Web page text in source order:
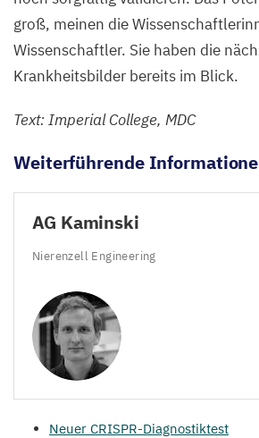
groß, meinen die
Wissenschaftler. Sie haben die
Krankheitsbilder bereits im Blick.
Text: Imperial College, MDC
Weiterführende
AG Kaminski
Nierenzell Engineering
Neuer CRISPR-Diagnostiktest